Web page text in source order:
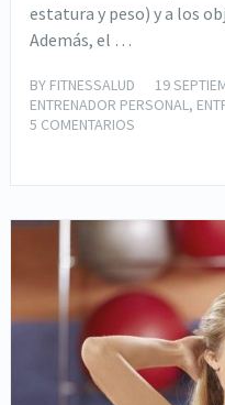
estatura y peso) y a los
Además, el …
BY FITNESSALUD
19
ENTRENADOR PERSONAL ,
5 COMENTARIOS